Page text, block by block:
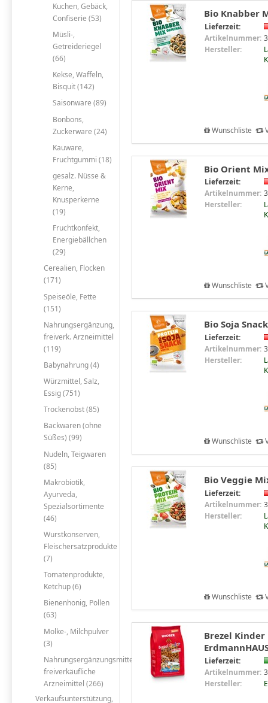
Kuchen, Gebäck,
Confiserie (53)
Müsli-,
Getreideriegel
(66)
Kekse, Waffeln,
Bisquit (142)
Saisonware (89)
Bonbons,
Zuckerware (24)
Kauware,
Fruchtgummi (18)
gesalz. Nüsse &
Kerne,
Knusperkerne
(19)
Fruchtkonfekt,
Energiebällchen
(29)
Cerealien, Flocken
(171)
Speiseöle, Fette
(151)
Nahrungsergänzung,
freiverk. Arzneimittel
(119)
Babynahrung (4)
Würzmittel, Salz,
Essig (751)
Trockenobst (85)
Backwaren (ohne
Süßes) (99)
Nudeln, Teigwaren
(85)
Makrobiotik,
Ayurveda,
Spezialsortimente
(46)
Wurstkonserven,
Fleischersatzprodukte
(7)
Tomatenprodukte,
Ketchup (6)
Bienenhonig, Pollen
(63)
Molke-, Milchpulver
(3)
Nahrungsergänzungsmittel,
freiverkäufliche
Arzneimittel (266)
Verkaufsunterstützung,
Bio Knabber
Lieferzeit:
Artikelnummer:
Hersteller:
Wunschliste
Bio Orient
Lieferzeit:
Artikelnummer:
Hersteller:
Wunschliste
Bio Soja
Lieferzeit:
Artikelnummer:
Hersteller:
Wunschliste
Bio Veggie
Lieferzeit:
Artikelnummer:
Hersteller:
Wunschliste
Brezel Kinder
Lieferzeit:
Artikelnummer:
Hersteller: